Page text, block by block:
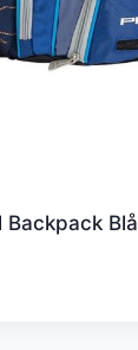
Backpack Blå